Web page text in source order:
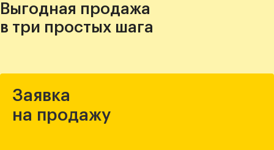
Выгодная продажа
в три простых шага
Заявка
на продажу